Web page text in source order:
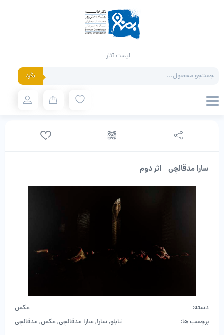
لیست آثار
search بگرد
سارا مدقالچی – اثر دوم
دسته:
عکس
برچسب ها:
تابلو,سارا,سارا مدقالچی, عکس, مدقالچی